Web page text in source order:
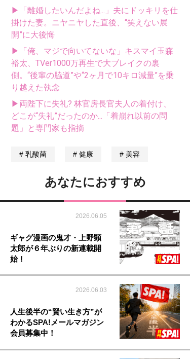
▶「離婚したいんだよね...」夫にドッキリを仕
掛けた妻。ニヤニヤした直後、“笑えない展
開”に大後悔
▶「俺、マジで向いてないな」キスマイ玉森
裕太、TVer1000万再生で大ブレイクの裏
側。“後輩の脇道”や“2ヶ月で10キロ減量”を乗
り越えた執念
▶両陛下に失礼? 林官房長官夫人の着付け、
どこが“失礼”だったのか...「着崩れ以前の問
題」と専門家も指摘
乳酸菌 健康 美容
あなたにおすすめ
2026.06.05
ギャグ漫画の鬼才・上野顕
太郎が６年ぶりの新連載開
始！
2026.06.03
人生後半の“賢い生き方”が
わかるSPA!メールマガジン
会員募集中！